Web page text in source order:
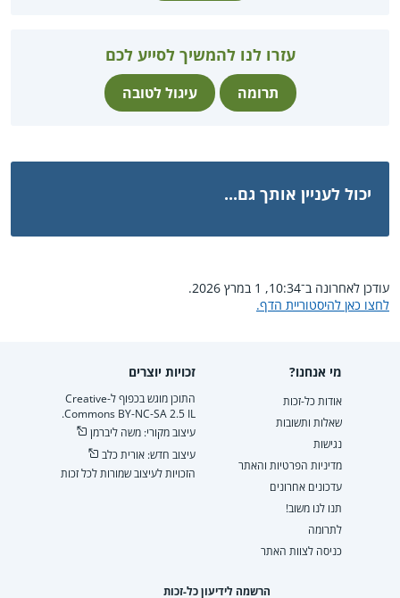
עזרו לנו להמשיך לסייע לכם
תרומה עיגול לטובה
יכול לעניין אותך גם...
עודכן לאחרונה ב־10:34, 1 במרץ 2026.
לחצו כאן להיסטוריית הדף.
מי אנחנו?
אודות כל-זכות
שאלות ותשובות
נגישות
מדיניות הפרטיות והאתר
עדכונים אחרונים
תנו לנו משוב!
לתרומה
כניסה לצוות האתר
זכויות יוצרים
התוכן מוגש בכפוף ל-Creative
Commons BY-NC-SA 2.5 IL.
עיצוב מקורי: משה ליברמן
עיצוב חדש: אורית כלב
הזכויות לעיצוב שמורות לכל זכות
הרשמה לידיעון כל-זכות